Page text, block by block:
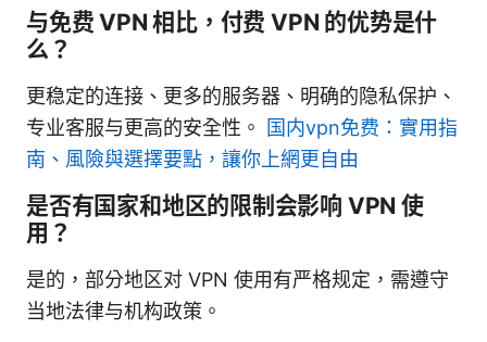
与免费 VPN 相比，付费 VPN 的优势是什
么？
更稳定的连接、更多的服务器、明确的隐私保护、
专业客服与更高的安全性。
国内vpn免费：實用指
南、風險與選擇要點，讓你上網更自由
是否有国家和地区的限制会影响 VPN 使
用？
是的，部分地区对 VPN 使用有严格规定，需遵守
当地法律与机构政策。